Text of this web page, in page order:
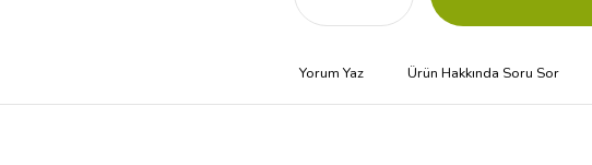
Yorum Yaz Ürün Hakkında Soru Sor